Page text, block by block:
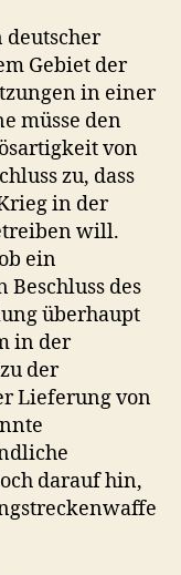
deutscher
Gebiet der
in einer
müsse den
von
zu, dass
in der
will.
ein
des
überhaupt
in der
der
Lieferung von
darauf hin,